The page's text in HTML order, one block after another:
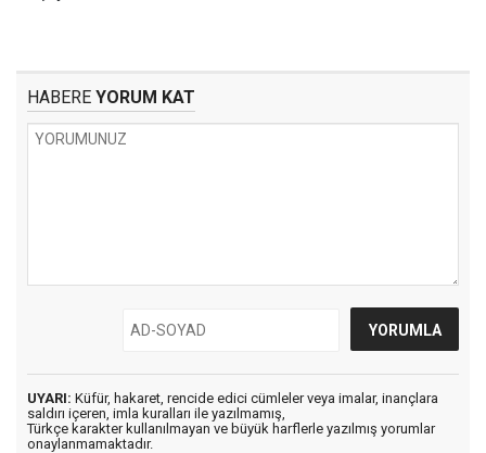
HABERE YORUM KAT
UYARI: Küfür, hakaret, rencide edici cümleler veya imalar, inançlara
saldırı içeren, imla kuralları ile yazılmamış,
Türkçe karakter kullanılmayan ve büyük harflerle yazılmış yorumlar
onaylanmamaktadır.